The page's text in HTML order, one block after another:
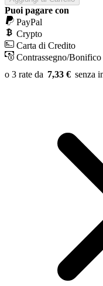
Puoi pagare con
PayPal
Crypto
Carta di Credito
Contrassegno/Bonifico
7,33 €